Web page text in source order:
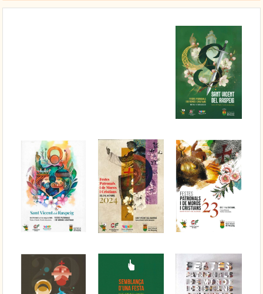
patronales y de Moros y Cristianos